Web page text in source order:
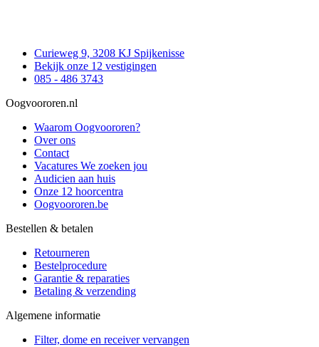
Curieweg 9, 3208 KJ Spijkenisse
Bekijk onze 12 vestigingen
085 - 486 3743
Oogvoororen.nl
Waarom Oogvoororen?
Over ons
Contact
Vacatures We zoeken jou
Audicien aan huis
Onze 12 hoorcentra
Oogvoororen.be
Bestellen & betalen
Retourneren
Bestelprocedure
Garantie & reparaties
Betaling & verzending
Algemene informatie
Filter, dome en receiver vervangen